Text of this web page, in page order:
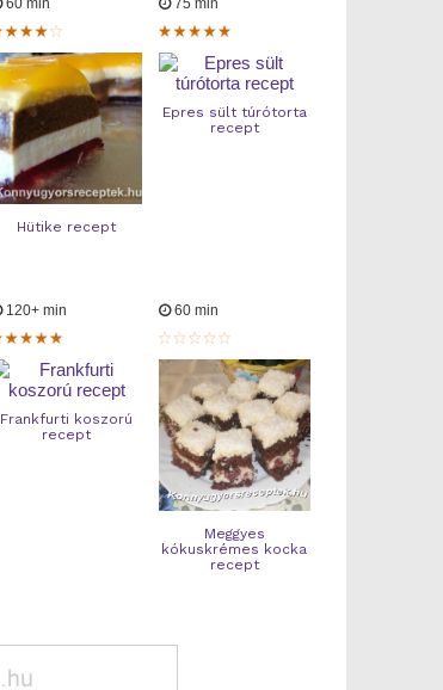
60 min
Hütike recept
75 min
Epres sült túrótorta
recept
120+ min
Frankfurti koszorú
recept
60 min
Meggyes
kókuskrémes kocka
recept